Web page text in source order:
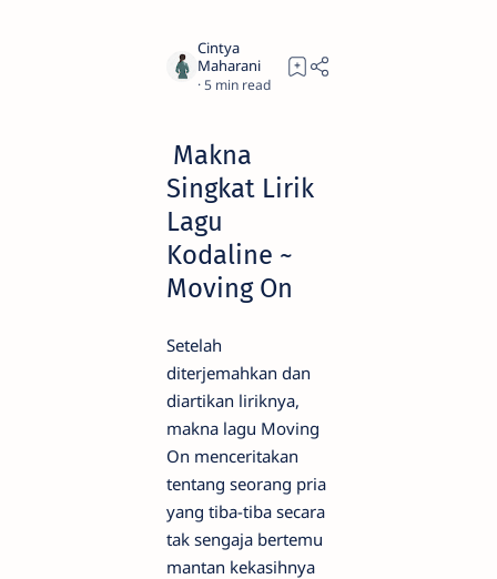
5
Makna
Singkat Lirik
Lagu
Kodaline ~
Moving On
Setelah
diterjemahkan dan
diartikan liriknya,
makna lagu Moving
On menceritakan
tentang seorang pria
yang tiba-tiba secara
tak sengaja bertemu
mantan kekasihnya